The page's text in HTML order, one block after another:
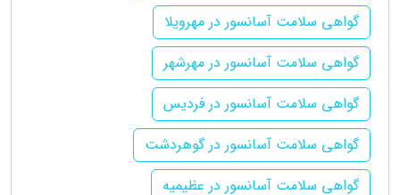
گواهی سلامت آسانسور در مهرویلا
گواهی سلامت آسانسور در مهرشهر
گواهی سلامت آسانسور در فردیس
گواهی سلامت آسانسور در گوهردشت
گواهی سلامت آسانسور در عظیمیه